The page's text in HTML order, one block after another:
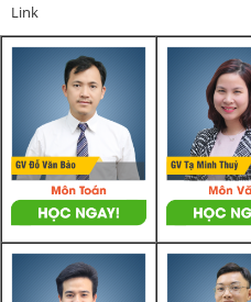
Link